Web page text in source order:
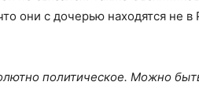
они с дочерью находятся не в
политическое. Можно